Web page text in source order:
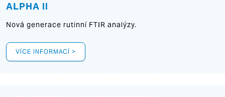
ALPHA II
Nová generace rutinní FTIR analýzy.
VÍCE INFORMACÍ >